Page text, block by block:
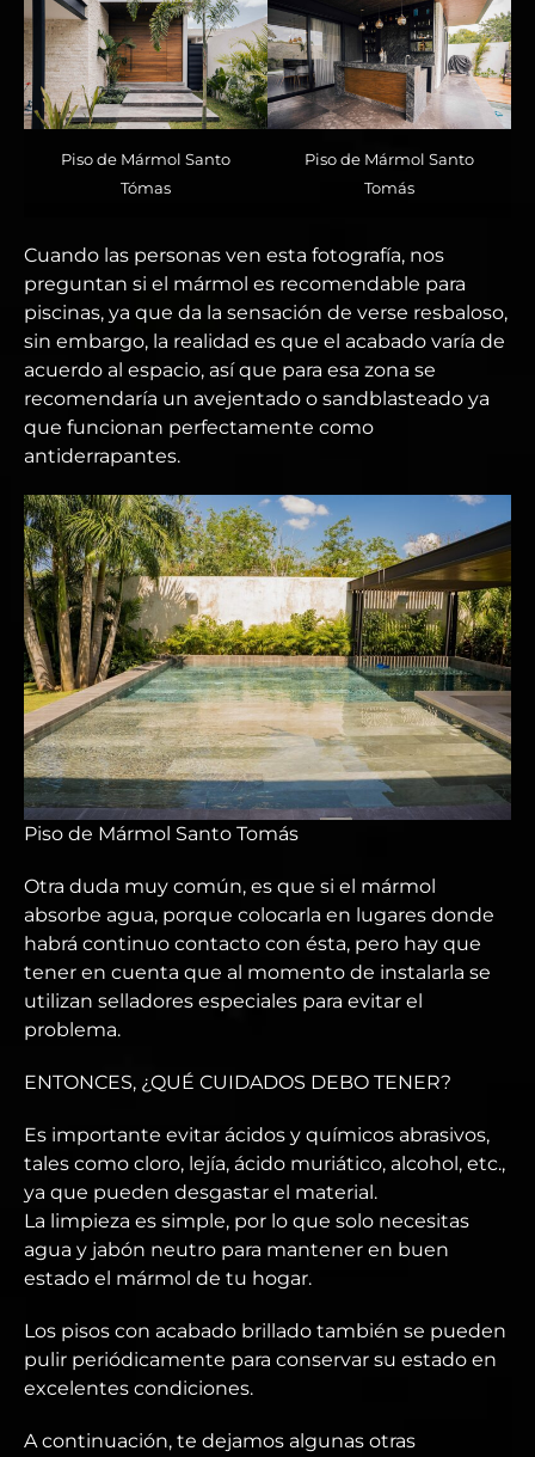
Piso de Mármol Santo
Tómas
Piso de Mármol Santo
Tomás
Cuando las personas ven esta fotografía, nos
preguntan si el mármol es recomendable para
piscinas, ya que da la sensación de verse resbaloso,
sin embargo, la realidad es que el acabado varía de
acuerdo al espacio, así que para esa zona se
recomendaría un avejentado o sandblasteado ya
que funcionan perfectamente como
antiderrapantes.
Piso de Mármol Santo Tomás
Otra duda muy común, es que si el mármol
absorbe agua, porque colocarla en lugares donde
habrá continuo contacto con ésta, pero hay que
tener en cuenta que al momento de instalarla se
utilizan selladores especiales para evitar el
problema.
ENTONCES, ¿QUÉ CUIDADOS DEBO TENER?
Es importante evitar ácidos y químicos abrasivos,
tales como cloro, lejía, ácido muriático, alcohol, etc.,
ya que pueden desgastar el material.
La limpieza es simple, por lo que solo necesitas
agua y jabón neutro para mantener en buen
estado el mármol de tu hogar.
Los pisos con acabado brillado también se pueden
pulir periódicamente para conservar su estado en
excelentes condiciones.
A continuación, te dejamos algunas otras